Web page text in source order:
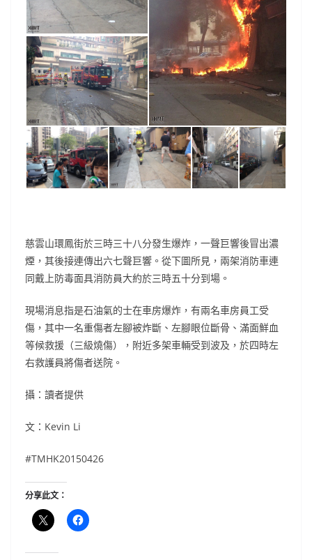
慈雲山環鳳街於三時三十八分發生爆炸，一聲巨響後冒出濃
煙，其後接連傳出六七聲巨響。從下圖所見，兩架消防車連
同戴上防毒面具消防員大約於三時五十分到場。
現場消息指是石油氣的士在車房爆炸，有兩名車房員工受
傷，其中一名重傷者左腳被炸斷、左腳眼位斷骨、滿面鮮血
等候救援（三級燒傷），附近多架車輛受到波及，於四時左
右救護員將傷者送院。
攝：讀者提供
文：Kevin Li
#TMHK20150426
分享此文：